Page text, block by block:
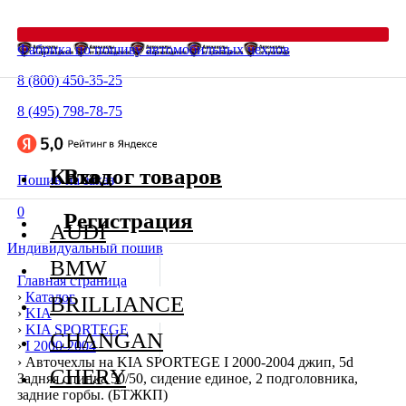
Фабрика по пошиву автомобильных чехлов
8 (800) 450-35-25
8 (495) 798-78-75
Пошив на заказ
0
Индивидуальный пошив
Главная страница
› Каталог
› KIA
› KIA SPORTEGE
› I 2000-2004
› Авточехлы на KIA SPORTEGE I 2000-2004 джип, 5d
Задняя спинка 50/50, сидение единое, 2 подголовника,
задние горбы. (БТЖКП)
Каталог товаров
AUDI
BMW
BRILLIANCE
CHANGAN
CHERY
Вход
Регистрация